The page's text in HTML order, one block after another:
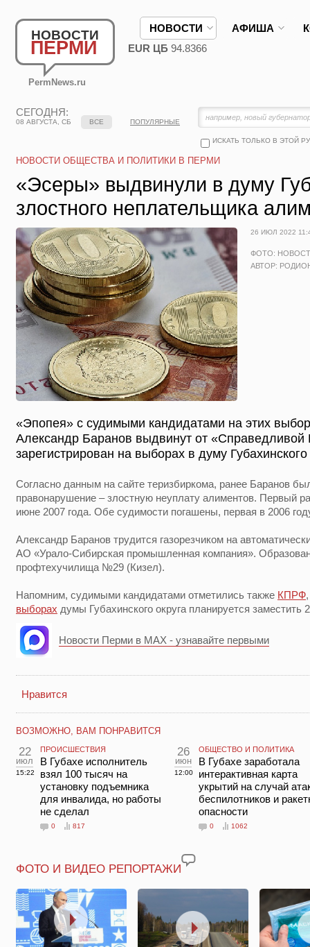
НОВОСТИ
ПЕРМИ
PermNews.ru
НОВОСТИ АФИША
EUR ЦБ 94.8366
СЕГОДНЯ:
08 АВГУСТА, СБ
ИСКАТЬ ТОЛЬКО В ЭТОЙ
ВСЕ ПОПУЛЯРНЫЕ
НОВОСТИ ОБЩЕСТВА И ПОЛИТИКИ В ПЕРМИ
«Эсеры» выдвинули в думу
злостного неплательщика
26 ИЮЛ 2022
ФОТО:
АВТОР:
«Эпопея» с судимыми кандидатами на этих
Александр Баранов выдвинут от «Справедливой
зарегистрирован на выборах в думу
Согласно данным на сайте теризбиркома, ранее Баранов
правонарушение – злостную неуплату алиментов. Первый
июне 2007 года. Обе судимости погашены, первая в 2006
Александр Баранов трудится газорезчиком на
АО «Урало-Сибирская промышленная компания».
профтехучилища №29 (Кизел).
Напомним, судимыми кандидатами отметились также КПРФ
выборах думы Губахинского округа планируется заместить
Новости Перми в MAX - узнавайте первыми
Нравится
ВОЗМОЖНО, ВАМ ПОНРАВИТСЯ
22
июл
15:22
ПРОИСШЕСТВИЯ
В Губахе исполнитель
взял 100 тысяч на
установку подъемника
для инвалида, но работы
не сделал
0 817
26
июн
12:00
ОБЩЕСТВО И ПОЛИТИКА
В Губахе заработала
интерактивная карта
укрытий на случай
беспилотников и
опасности
0 1062
ФОТО И ВИДЕО РЕПОРТАЖИ